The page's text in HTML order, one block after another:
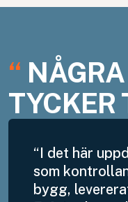
“
TYCKER
“I det här
som
bygg,